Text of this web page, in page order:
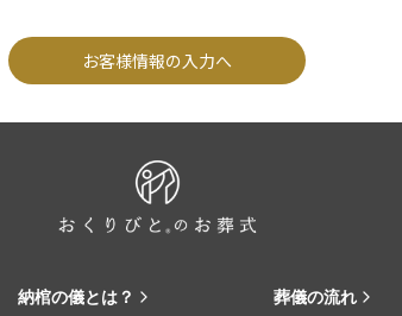
お客様情報の入力へ
納棺の儀とは？ 葬儀の流れ